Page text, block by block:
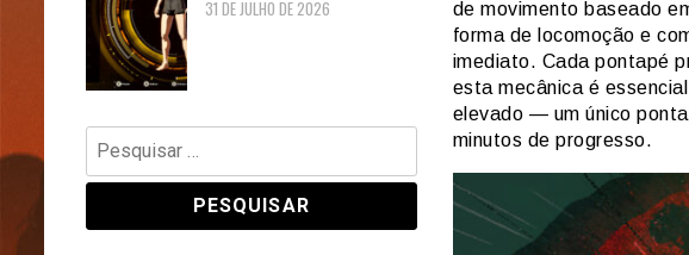
de movimento baseado
forma de locomoção e
imediato. Cada pontapé
esta mecânica é
elevado — um único
minutos de progresso.
31 DE JULHO DE 2026
Pesquisar
por: